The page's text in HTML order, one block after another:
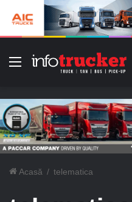
Meniu
Acasă / telematica